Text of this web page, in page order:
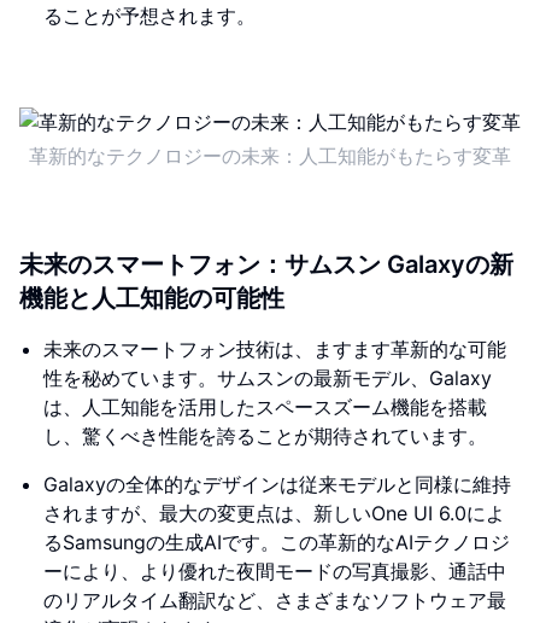
ることが予想されます。
革新的なテクノロジーの未来：人工知能がもたらす変革
未来のスマートフォン：サムスン Galaxyの新
機能と人工知能の可能性
未来のスマートフォン技術は、ますます革新的な可能
性を秘めています。サムスンの最新モデル、Galaxy
は、人工知能を活用したスペースズーム機能を搭載
し、驚くべき性能を誇ることが期待されています。
Galaxyの全体的なデザインは従来モデルと同様に維持
されますが、最大の変更点は、新しいOne UI 6.0によ
るSamsungの生成AIです。この革新的なAIテクノロジ
ーにより、より優れた夜間モードの写真撮影、通話中
のリアルタイム翻訳など、さまざまなソフトウェア最